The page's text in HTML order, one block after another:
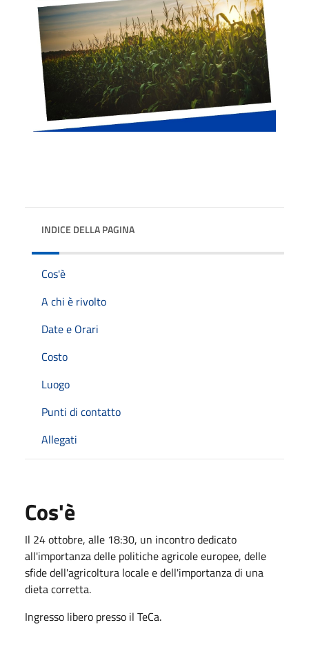
INDICE DELLA PAGINA
Cos'è
A chi è rivolto
Date e Orari
Costo
Luogo
Punti di contatto
Allegati
Cos'è
Il 24 ottobre, alle 18:30, un incontro dedicato
all'importanza delle politiche agricole europee, delle
sfide dell'agricoltura locale e dell'importanza di una
dieta corretta.
Ingresso libero presso il TeCa.